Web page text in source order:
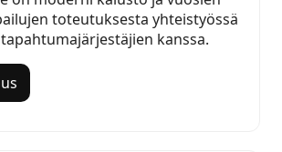
toteutuksesta yhteistyössä
kanssa.